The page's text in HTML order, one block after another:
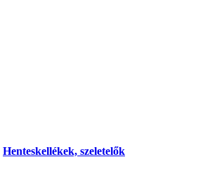
Henteskellékek, szeletelők